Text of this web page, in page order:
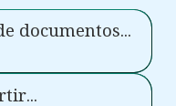
documentos...